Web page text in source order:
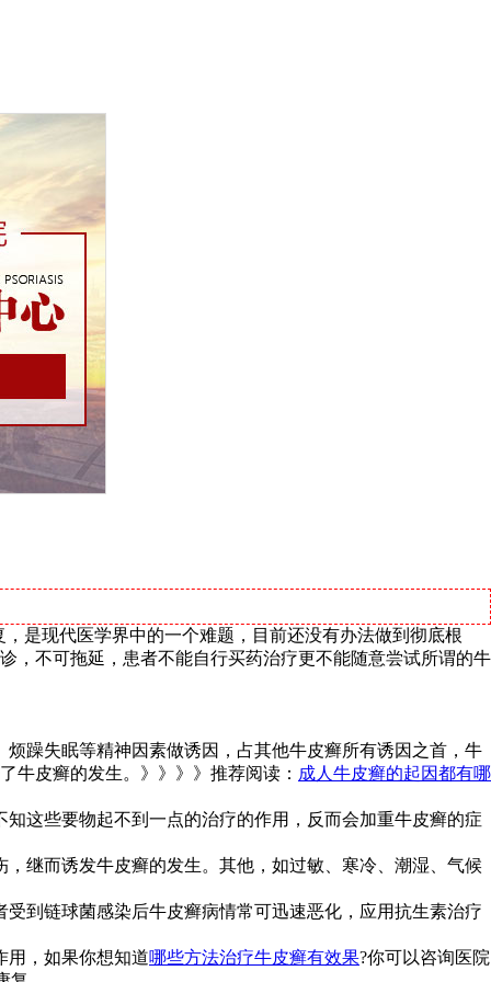
是现代医学界中的一个难题，目前还没有办法做到彻底根
，不可拖延，患者不能自行买药治疗更不能随意尝试所谓的牛
躁失眠等精神因素做诱因，占其他牛皮癣所有诱因之首，牛
牛皮癣的发生。》》》》推荐阅读： 成人牛皮癣的起因都有哪
这些要物起不到一点的治疗的作用，反而会加重牛皮癣的症
继而诱发牛皮癣的发生。其他，如过敏、寒冷、潮湿、气候
到链球菌感染后牛皮癣病情常可迅速恶化，应用抗生素治疗
用，如果你想知道哪些方法治疗牛皮癣有效果?你可以咨询医院